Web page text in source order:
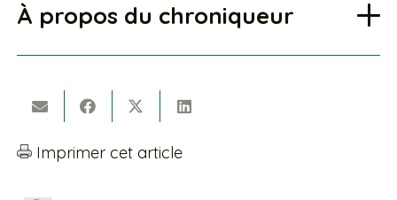
À propos du chroniqueur
Imprimer cet article